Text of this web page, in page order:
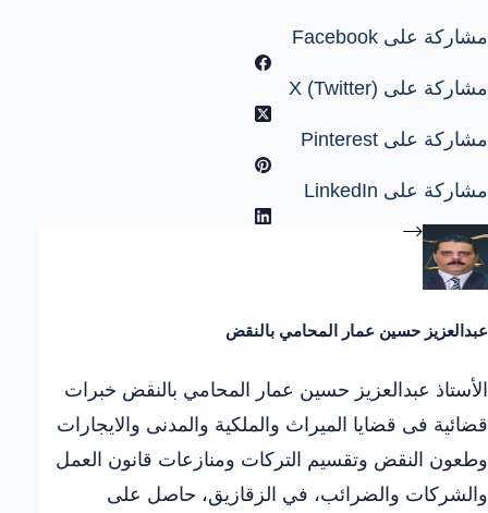
مشاركة على Facebook
مشاركة على X (Twitter)
مشاركة على Pinterest
مشاركة على LinkedIn
عبدالعزيز حسين عمار المحامي بالنقض
الأستاذ عبدالعزيز حسين عمار المحامي بالنقض خبرات
قضائية فى قضايا الميراث والملكية والمدنى والايجارات
وطعون النقض وتقسيم التركات ومنازعات قانون العمل
والشركات والضرائب، في الزقازيق، حاصل على